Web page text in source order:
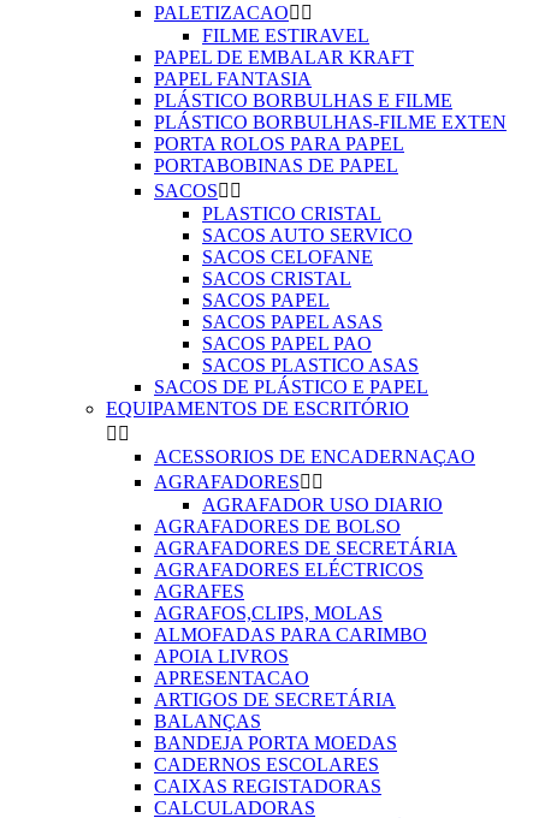
PALETIZACAO 
FILME ESTIRAVEL
PAPEL DE EMBALAR KRAFT
PAPEL FANTASIA
PLÁSTICO BORBULHAS E FILME
PLÁSTICO BORBULHAS-FILME EXTEN
PORTA ROLOS PARA PAPEL
PORTABOBINAS DE PAPEL
SACOS 
PLASTICO CRISTAL
SACOS AUTO SERVICO
SACOS CELOFANE
SACOS CRISTAL
SACOS PAPEL
SACOS PAPEL ASAS
SACOS PAPEL PAO
SACOS PLASTICO ASAS
SACOS DE PLÁSTICO E PAPEL
EQUIPAMENTOS DE ESCRITÓRIO
 
ACESSORIOS DE ENCADERNAÇAO
AGRAFADORES 
AGRAFADOR USO DIARIO
AGRAFADORES DE BOLSO
AGRAFADORES DE SECRETÁRIA
AGRAFADORES ELÉCTRICOS
AGRAFES
AGRAFOS,CLIPS, MOLAS
ALMOFADAS PARA CARIMBO
APOIA LIVROS
APRESENTACAO
ARTIGOS DE SECRETÁRIA
BALANÇAS
BANDEJA PORTA MOEDAS
CADERNOS ESCOLARES
CAIXAS REGISTADORAS
CALCULADORAS